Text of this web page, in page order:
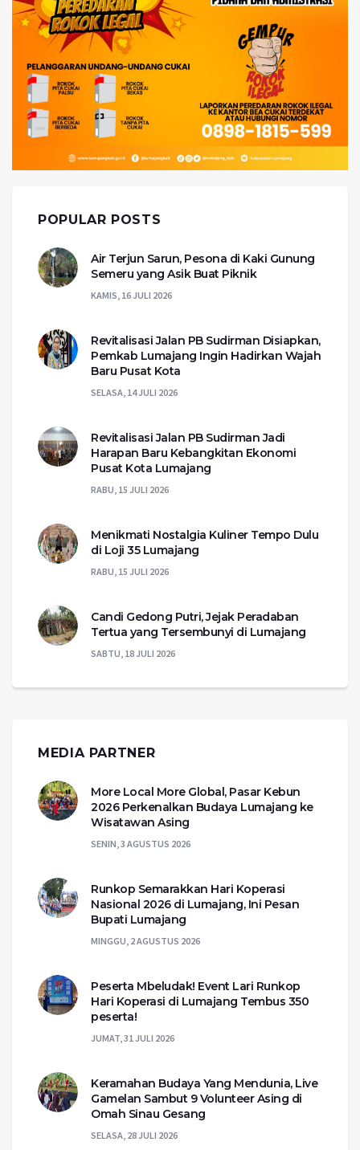
POPULAR POSTS
Air Terjun Sarun, Pesona di Kaki Gunung
Semeru yang Asik Buat Piknik
KAMIS, 16 JULI 2026
Revitalisasi Jalan PB Sudirman Disiapkan,
Pemkab Lumajang Ingin Hadirkan Wajah
Baru Pusat Kota
SELASA, 14 JULI 2026
Revitalisasi Jalan PB Sudirman Jadi
Harapan Baru Kebangkitan Ekonomi
Pusat Kota Lumajang
RABU, 15 JULI 2026
Menikmati Nostalgia Kuliner Tempo Dulu
di Loji 35 Lumajang
RABU, 15 JULI 2026
Candi Gedong Putri, Jejak Peradaban
Tertua yang Tersembunyi di Lumajang
SABTU, 18 JULI 2026
MEDIA PARTNER
More Local More Global, Pasar Kebun
2026 Perkenalkan Budaya Lumajang ke
Wisatawan Asing
SENIN, 3 AGUSTUS 2026
Runkop Semarakkan Hari Koperasi
Nasional 2026 di Lumajang, Ini Pesan
Bupati Lumajang
MINGGU, 2 AGUSTUS 2026
Peserta Mbeludak! Event Lari Runkop
Hari Koperasi di Lumajang Tembus 350
peserta!
JUMAT, 31 JULI 2026
Keramahan Budaya Yang Mendunia, Live
Gamelan Sambut 9 Volunteer Asing di
Omah Sinau Gesang
SELASA, 28 JULI 2026